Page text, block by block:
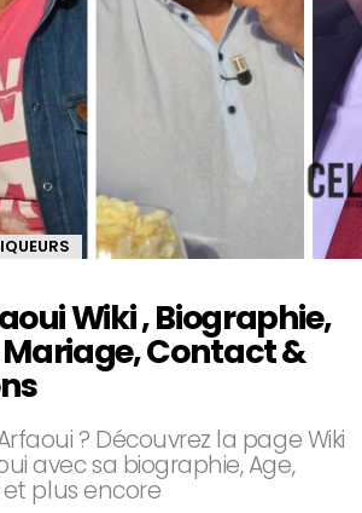
Wiki , Biographie,
Mariage, Contact &
? Découvrez la page Wiki
avec sa biographie, Age,
et plus encore